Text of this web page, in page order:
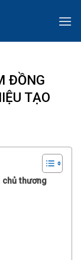
ĐỒNG
TẠO
chủ thương